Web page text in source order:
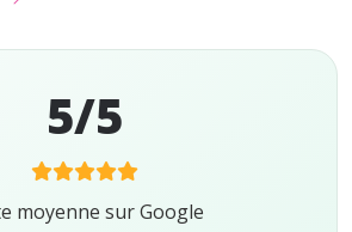
5/5
moyenne sur Google